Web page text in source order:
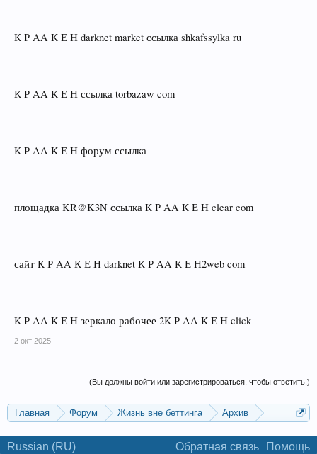
К Р AA К Е Н darknet market ссылка shkafssylka ru
К Р AA К Е Н ссылка torbazaw com
К Р AA К Е Н форум ссылка
площадка KR@K3N ссылка К Р AA К Е Н clear com
сайт К Р AA К Е Н darknet К Р AA К Е Н2web com
К Р AA К Е Н зеркало рабочее 2К Р AA К Е Н click
2 окт 2025
(Вы должны войти или зарегистрироваться, чтобы ответить.)
Главная Форум Жизнь вне беттинга
Архив
Russian (RU) Обратная связь Помощь